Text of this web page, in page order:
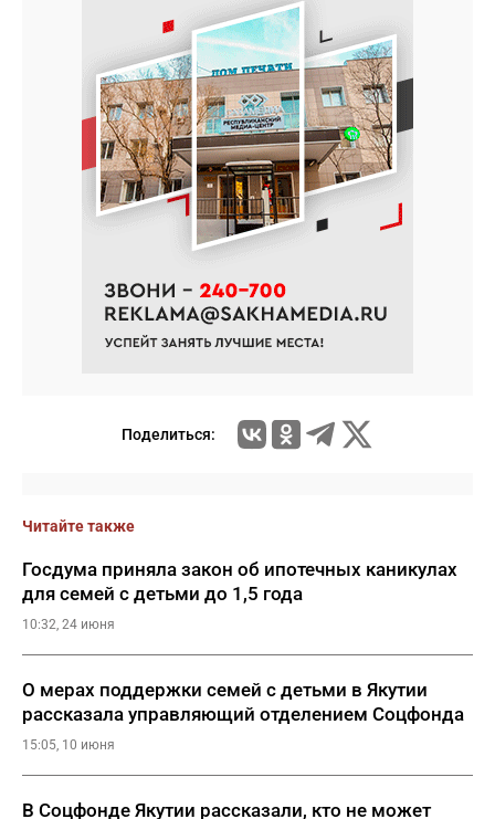
Поделиться:
Читайте также
Госдума приняла закон об ипотечных каникулах
для семей с детьми до 1,5 года
10:32, 24 июня
О мерах поддержки семей с детьми в Якутии
рассказала управляющий отделением Соцфонда
15:05, 10 июня
В Соцфонде Якутии рассказали, кто не может